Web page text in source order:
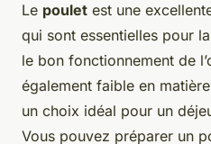
Le poulet est une
qui sont essentielles pour
le bon fonctionnement de
également faible en
un choix idéal pour un
Vous pouvez préparer un